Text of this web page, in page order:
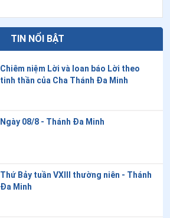
TIN NỔI BẬT
Chiêm niệm Lời và loan báo Lời theo
tinh thần của Cha Thánh Đa Minh
Ngày 08/8 - Thánh Đa Minh
Thứ Bảy tuần VXIII thường niên - Thánh
Đa Minh